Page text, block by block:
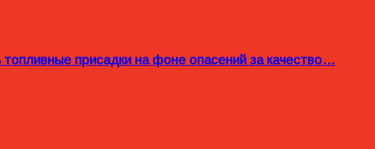
топливные присадки на фоне опасений за качество…